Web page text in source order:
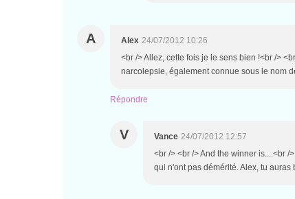
A Alex 24/07/2012 10:26
<br /> Allez, cette fois je le sens bien !<br />
narcolepsie, également connue sous le nom
Répondre
V Vance 24/07/2012 12:57
<br /> <br /> And the winner is....<br
qui n'ont pas démérité. Alex, tu